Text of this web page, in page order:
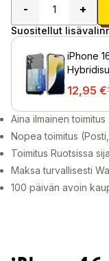
-
+
Suositellut
iPhone
12,95 €
Aina ilmainen toimitus
Nopea toimitus
Toimitus Ruotsissa
Maksa turvallisesti
100 päivän avoin